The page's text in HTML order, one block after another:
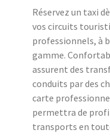
Réservez un taxi
vos circuits
professionnels, à
gamme.
assurent des
conduits par des
carte
permettra de
transports en